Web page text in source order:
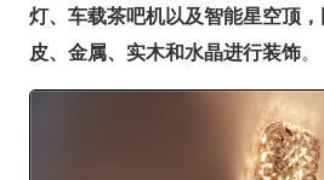
灯、车载茶吧机以及智能星空顶
皮、金属、实木和水晶进行装饰。